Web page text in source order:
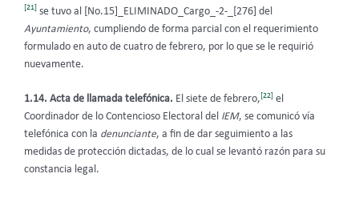
[21] se tuvo al [No.15]_ELIMINADO_Cargo_-2-_[276] del
Ayuntamiento, cumpliendo de forma parcial con el requerimiento
formulado en auto de cuatro de febrero, por lo que se le requirió
nuevamente.
1.14. Acta de llamada telefónica. El siete de febrero,[22] el
Coordinador de lo Contencioso Electoral del IEM, se comunicó vía
telefónica con la denunciante, a fin de dar seguimiento a las
medidas de protección dictadas, de lo cual se levantó razón para su
constancia legal.